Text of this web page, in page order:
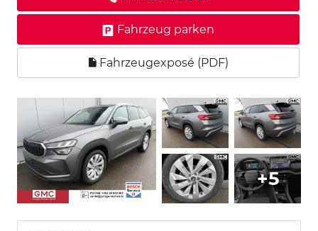
Fahrzeug parken
Fahrzeugexposé (PDF)
+5